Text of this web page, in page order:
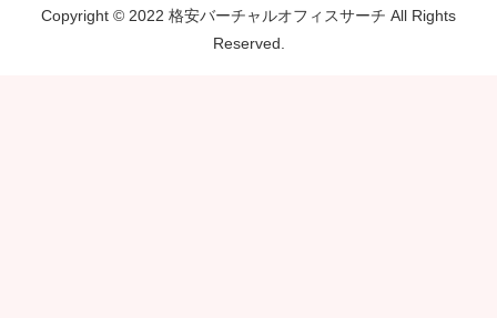
Copyright © 2022 格安バーチャルオフィスサーチ All Rights
Reserved.